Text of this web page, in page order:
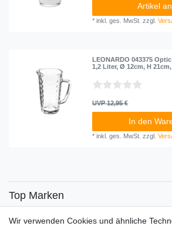
Artikel
*inkl. ges. MwSt. zzgl.
LEONARDO 043375
1,2 Liter, Ø 12cm, H
UVP 12,95 €
In den
*inkl. ges. MwSt. zzgl.
Top Marken
Wir verwenden Cookies und ähnliche